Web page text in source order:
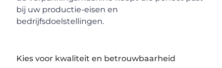
bij uw productie-eisen en
bedrijfsdoelstellingen.
Kies voor kwaliteit en betrouwbaarheid